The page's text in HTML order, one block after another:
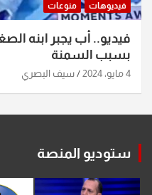
فيديوهات منوعات
فيديو.. أب يجبر ابنه
بسبب السمنة
4 مايو، 2024 سيف البصري
ستوديو المنصة